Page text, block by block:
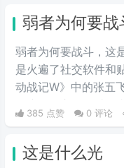
弱者为何要战
弱者为何要战斗，这
是火遍了社交软件和
动战记W》中的张五
了这句名言。不过国
说是感情复杂，作为
385 点赞 0 评论
这是什么光